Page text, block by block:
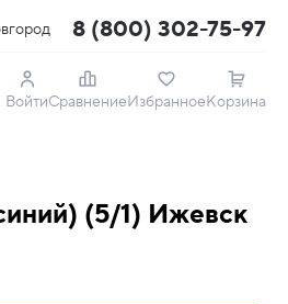
8 (800) 302-75-97
ВойтиСравнениеИзбранноеКорзина
(5/1) Ижевск